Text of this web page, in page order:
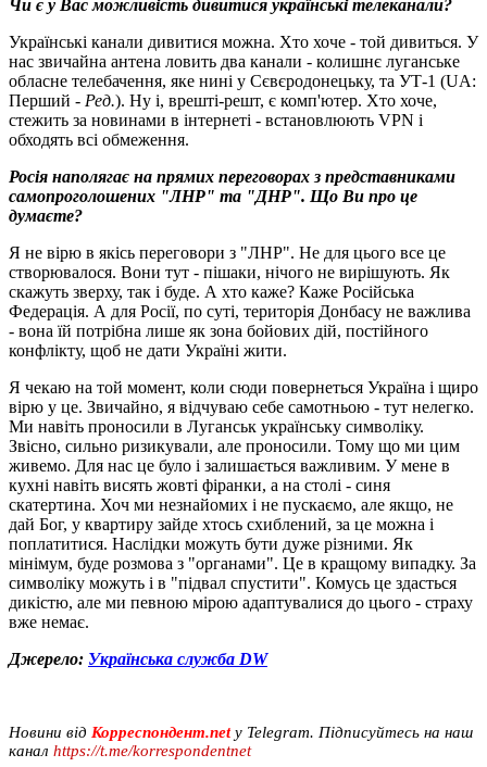
Чи є у Вас можливість дивитися українські телеканали?
Українські канали дивитися можна. Хто хоче - той дивиться. У
нас звичайна антена ловить два канали - колишнє луганське
обласне телебачення, яке нині у Сєвєродонецьку, та УТ-1 (UA:
Перший - Ред.). Ну і, врешті-решт, є комп'ютер. Хто хоче,
стежить за новинами в інтернеті - встановлюють VPN і
обходять всі обмеження.
Росія наполягає на прямих переговорах з представниками
самопроголошених "ЛНР" та "ДНР". Що Ви про це
думаєте?
Я не вірю в якісь переговори з "ЛНР". Не для цього все це
створювалося. Вони тут - пішаки, нічого не вирішують. Як
скажуть зверху, так і буде. А хто каже? Каже Російська
Федерація. А для Росії, по суті, територія Донбасу не важлива
- вона їй потрібна лише як зона бойових дій, постійного
конфлікту, щоб не дати Україні жити.
Я чекаю на той момент, коли сюди повернеться Україна і щиро
вірю у це. Звичайно, я відчуваю себе самотньою - тут нелегко.
Ми навіть проносили в Луганськ українську символіку.
Звісно, сильно ризикували, але проносили. Тому що ми цим
живемо. Для нас це було і залишається важливим. У мене в
кухні навіть висять жовті фіранки, а на столі - синя
скатертина. Хоч ми незнайомих і не пускаємо, але якщо, не
дай Бог, у квартиру зайде хтось схиблений, за це можна і
поплатитися. Наслідки можуть бути дуже різними. Як
мінімум, буде розмова з "органами". Це в кращому випадку. За
символіку можуть і в "підвал спустити". Комусь це здасться
дикістю, але ми певною мірою адаптувалися до цього - страху
вже немає.
Джерело: Українська служба DW
Новини від Корреспондент.net у Telegram. Підписуйтесь на наш
канал https://t.me/korrespondentnet